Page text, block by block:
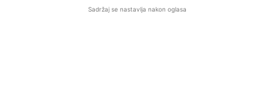
Sadržaj se nastavlja nakon oglasa